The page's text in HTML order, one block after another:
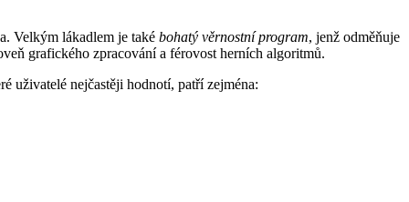
Velkým lákadlem je také bohatý věrnostní program, jenž odměňuje
grafického zpracování a férovost herních algoritmů.
uživatelé nejčastěji hodnotí, patří zejména: